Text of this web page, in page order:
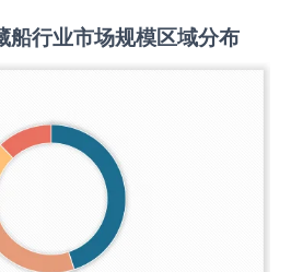
船行业市场规模区域分布